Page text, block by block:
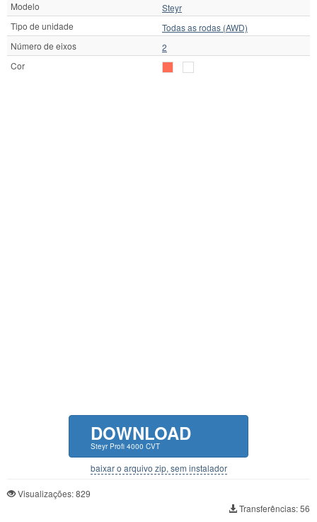
Modelo
Steyr
Tipo de unidade
Todas as rodas (AWD)
Número de eixos
2
Cor
DOWNLOAD
Steyr Profi 4000 CVT
baixar o arquivo zip, sem instalador
Visualizações: 829
Transferências: 56